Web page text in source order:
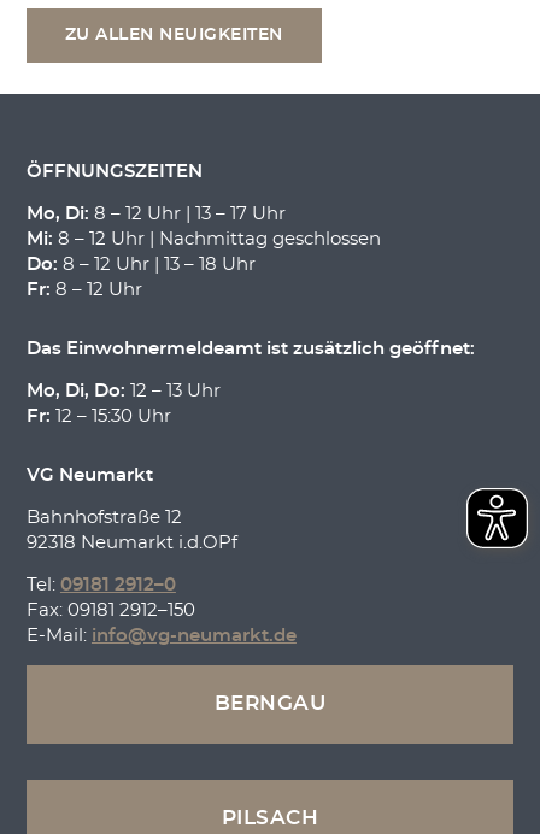
ZU ALLEN NEUIGKEITEN
ÖFFNUNGSZEITEN
Mo, Di: 8 – 12 Uhr | 13 – 17 Uhr
Mi: 8 – 12 Uhr | Nachmittag geschlossen
Do: 8 – 12 Uhr | 13 – 18 Uhr
Fr: 8 – 12 Uhr
Das Einwohnermeldeamt ist zusätzlich geöffnet:
Mo, Di, Do: 12 – 13 Uhr
Fr: 12 – 15:30 Uhr
VG Neumarkt
Bahnhofstraße 12
92318 Neumarkt i.d.OPf
Tel: 09181 2912–0
Fax: 09181 2912–150
E-Mail: info@vg-neumarkt.de
BERNGAU
PILSACH